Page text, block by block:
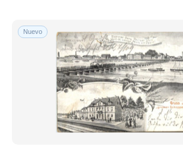
Nuevo